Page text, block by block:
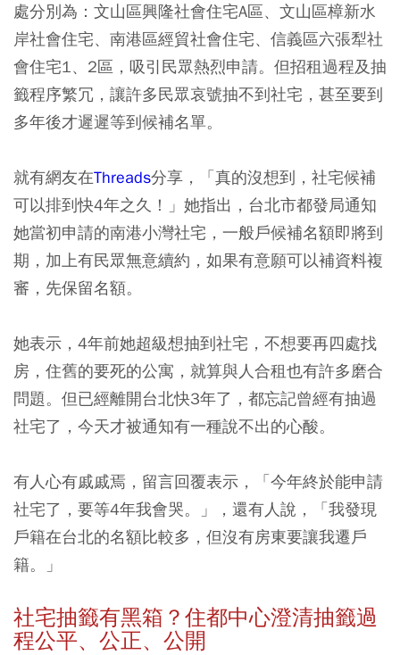
處分別為：文山區興隆社會住宅A區、文山區樟新水
岸社會住宅、南港區經貿社會住宅、信義區六張犁社
會住宅1、2區，吸引民眾熱烈申請。但招租過程及抽
籤程序繁冗，讓許多民眾哀號抽不到社宅，甚至要到
多年後才遲遲等到候補名單。
就有網友在Threads分享，「真的沒想到，社宅候補
可以排到快4年之久！」她指出，台北市都發局通知
她當初申請的南港小灣社宅，一般戶候補名額即將到
期，加上有民眾無意續約，如果有意願可以補資料複
審，先保留名額。
她表示，4年前她超級想抽到社宅，不想要再四處找
房，住舊的要死的公寓，就算與人合租也有許多磨合
問題。但已經離開台北快3年了，都忘記曾經有抽過
社宅了，今天才被通知有一種說不出的心酸。
有人心有戚戚焉，留言回覆表示，「今年終於能申請
社宅了，要等4年我會哭。」，還有人說，「我發現
戶籍在台北的名額比較多，但沒有房東要讓我遷戶
籍。」
社宅抽籤有黑箱？住都中心澄清抽籤過
程公平、公正、公開